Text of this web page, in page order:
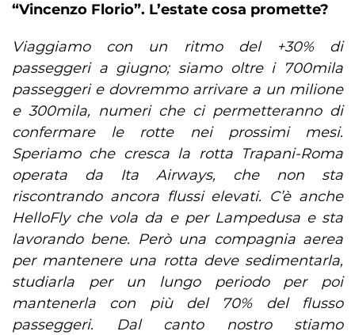
“Vincenzo Florio”. L’estate cosa promette?
Viaggiamo con un ritmo del +30% di
passeggeri a giugno; siamo oltre i 700mila
passeggeri e dovremmo arrivare a un milione
e 300mila, numeri che ci permetteranno di
confermare le rotte nei prossimi mesi.
Speriamo che cresca la rotta Trapani-Roma
operata da Ita Airways, che non sta
riscontrando ancora flussi elevati. C’è anche
HelloFly che vola da e per Lampedusa e sta
lavorando bene. Però una compagnia aerea
per mantenere una rotta deve sedimentarla,
studiarla per un lungo periodo per poi
mantenerla con più del 70% del flusso
passeggeri. Dal canto nostro stiamo